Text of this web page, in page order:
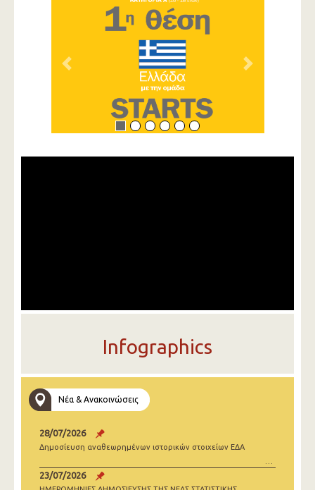
Previous Next
Infographics
Νέα & Ανακοινώσεις
28/07/2026
Δημοσίευση αναθεωρημένων ιστορικών στοιχείων ΕΔΑ
23/07/2026